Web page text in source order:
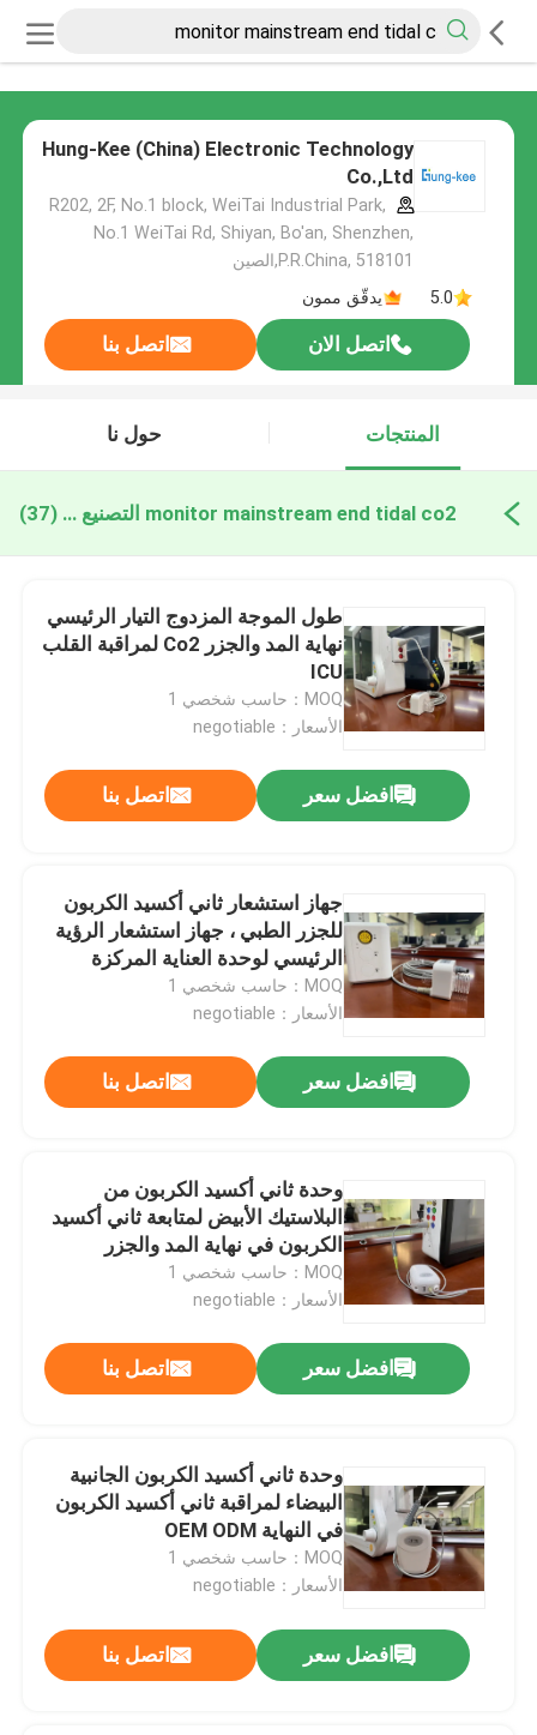
Hung-Kee (China) Electronic Technology
Co.,Ltd
R202, 2F, No.1 block, WeiTai Industrial Park,
No.1 WeiTai Rd, Shiyan, Bo'an, Shenzhen,
P.R.China, 518101​​​​​​​,الصين
5.0
يدقّق ممون
اتصل الان اتصل بنا
المنتجات حول نا
monitor mainstream end tidal co2 التصنيع عبر الإنترنت (37)
طول الموجة المزدوج التيار الرئيسي
نهاية المد والجزر Co2 لمراقبة القلب
ICU
MOQ：حاسب شخصي 1
الأسعار：negotiable
افضل سعر اتصل بنا
جهاز استشعار ثاني أكسيد الكربون
للجزر الطبي ، جهاز استشعار الرؤية
الرئيسي لوحدة العناية المركزة
MOQ：حاسب شخصي 1
الأسعار：negotiable
افضل سعر اتصل بنا
وحدة ثاني أكسيد الكربون من
البلاستيك الأبيض لمتابعة ثاني أكسيد
الكربون في نهاية المد والجزر
MOQ：حاسب شخصي 1
الأسعار：negotiable
افضل سعر اتصل بنا
وحدة ثاني أكسيد الكربون الجانبية
البيضاء لمراقبة ثاني أكسيد الكربون
في النهاية OEM ODM
MOQ：حاسب شخصي 1
الأسعار：negotiable
افضل سعر اتصل بنا